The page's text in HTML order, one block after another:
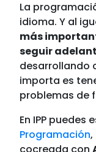
La
idioma. Y al
más
seguir
desarrollando
importa es
problemas de
En IPP puedes
Programación,